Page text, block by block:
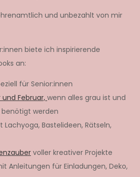
und unbezahlt von mir
biete ich inspirierende
an:
für Senior:innen
Februar, wenn alles grau ist und
werden
Lachyoga, Bastelideen, Rätseln,
voller kreativer Projekte
Anleitungen für Einladungen, Deko,